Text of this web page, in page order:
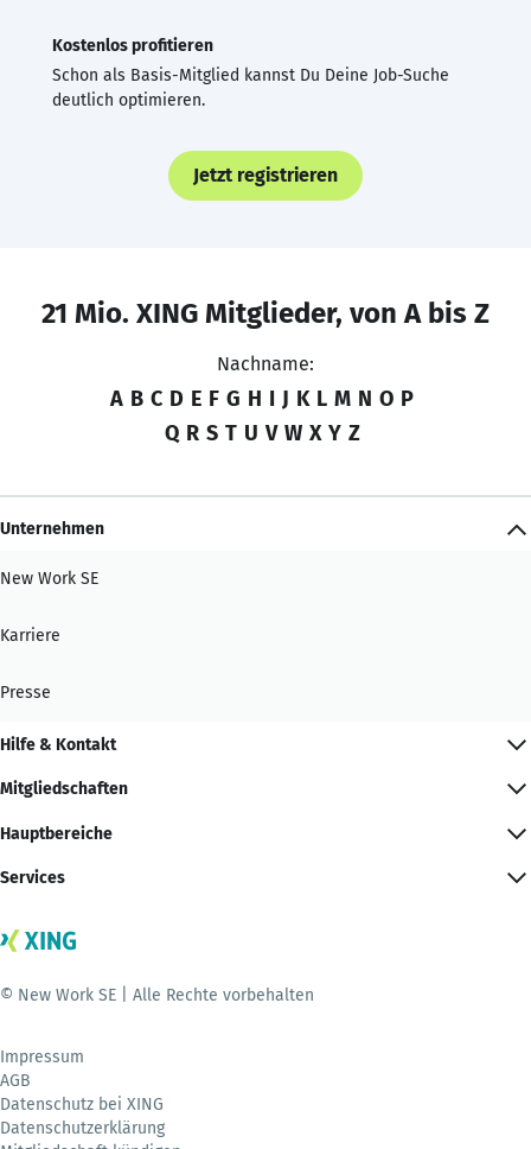
Kostenlos profitieren
Schon als Basis-Mitglied kannst Du Deine Job-Suche
deutlich optimieren.
Jetzt registrieren
21 Mio. XING Mitglieder, von A bis Z
Nachname:
A B C D E F G H I J K L M N O P
Q R S T U V W X Y Z
Unternehmen
New Work SE
Karriere
Presse
Hilfe & Kontakt
Mitgliedschaften
Hauptbereiche
Services
© New Work SE | Alle Rechte vorbehalten
Impressum
AGB
Datenschutz bei XING
Datenschutzerklärung